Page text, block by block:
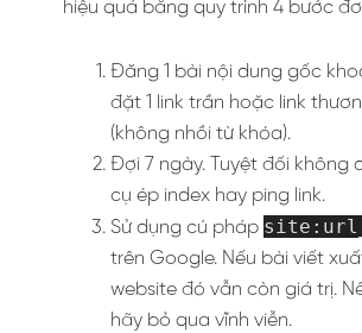
hiệu quả bằng quy trình 4 bước
Đăng 1 bài nội dung gốc
đặt 1 link trần hoặc link
(không nhồi từ khóa).
Đợi 7 ngày. Tuyệt đối không
cụ ép index hay ping link.
Sử dụng cú pháp
trên Google. Nếu bài viết
website đó vẫn còn giá trị.
hãy bỏ qua vĩnh viễn.